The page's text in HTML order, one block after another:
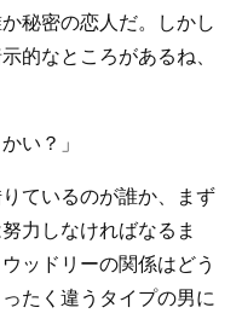
秘密の恋人だ。しかし
的なところがあるね、
い？」
ているのが誰か、まず
力しなければなるま
ッドリーの関係はどう
たく違うタイプの男に